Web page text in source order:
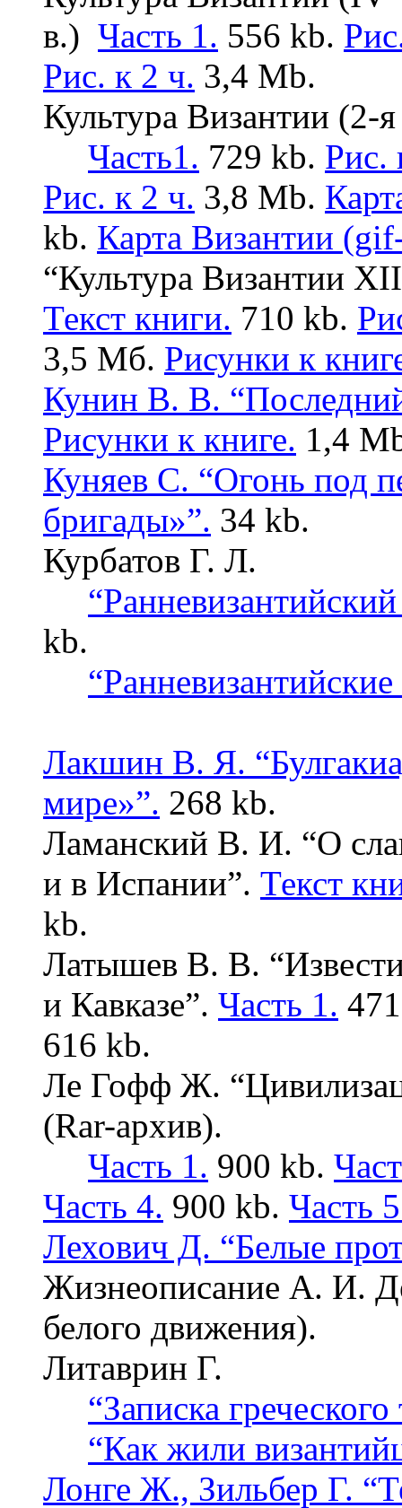
в.) Часть 1. 556 kb.
Рис. к 2 ч. 3,4 Mb.
Культура Византии
Часть1. 729 kb. Рис.
Рис. к 2 ч. 3,8 Mb.
kb. Карта Византии
“Культура Византии
Текст книги. 710 kb.
3,5 Мб. Рисунки к
Кунин В. В.
Рисунки к книге. 1,4
Куняев С. “Огонь под
бригады»”. 34 kb.
Курбатов Г. Л.
kb.
Лакшин В. Я.
мире»”. 268 kb.
Ламанский В. И. “О
и в Испании”. Текст
kb.
Латышев В. В.
и Кавказе”. Часть 1.
616 kb.
Ле Гофф Ж.
(Rar-архив).
Часть 1. 900 kb.
Часть 4. 900 kb. Часть
Лехович Д. “Белые
Жизнеописание А. И.
белого движения).
Литаврин Г.
“Записка
“Как жили
Лонге Ж., Зильбер Г.